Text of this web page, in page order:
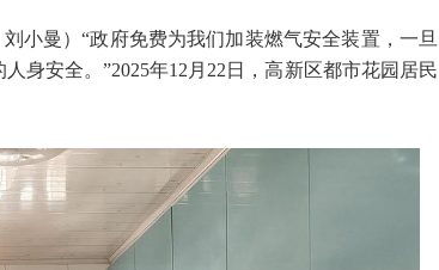
刘小曼）“政府免费为我们加装燃气安全装置，一旦
身安全。”2025年12月22日，高新区都市花园居民